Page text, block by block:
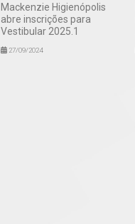
Mackenzie Higienópolis
abre inscrições para
Vestibular 2025.1
27/09/2024